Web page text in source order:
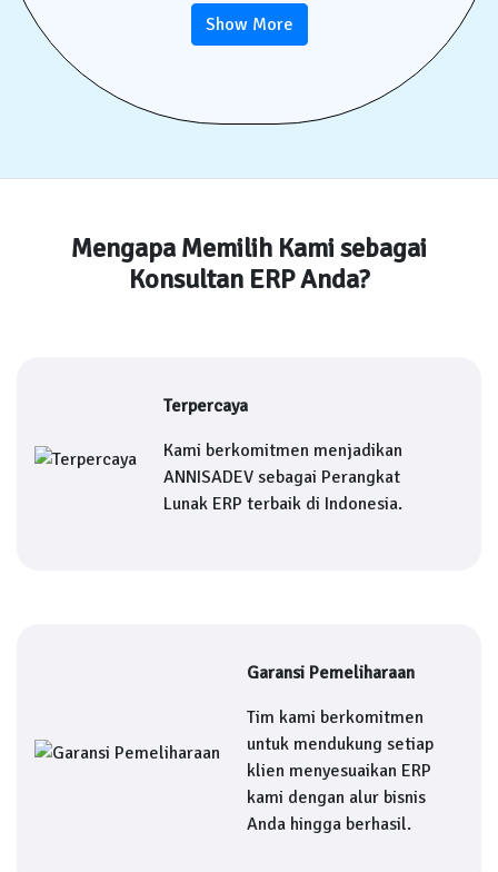
Show More
Mengapa Memilih Kami sebagai
Konsultan ERP Anda?
Terpercaya
Kami berkomitmen menjadikan
ANNISADEV sebagai Perangkat
Lunak ERP terbaik di Indonesia.
Garansi Pemeliharaan
Tim kami berkomitmen
untuk mendukung setiap
klien menyesuaikan ERP
kami dengan alur bisnis
Anda hingga berhasil.